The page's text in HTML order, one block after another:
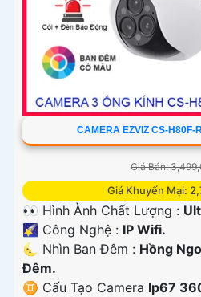
CAMERA EZVIZ CS-H80F-
Giá Bán:
Giá Khuyến Mại:
👀 Hình Ành Chất Lượng :
🌠 Công Nghệ : IP Wifi.
🌜 Nhìn Ban Đêm : Hồng
Ðêm.
♊ Cấu Tạo Camera Ip67